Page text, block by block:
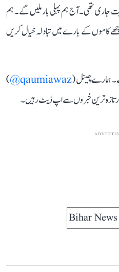
جاری تھی۔ آج ہم پہلی بار ملیں گے۔ ہم
کاموں کے بارے میں تبادلہ خیال کریں
ہمارے چینل (qaumiawaz@
)
تازہ ترین خبروں سے اپ ڈیٹ رہیں۔
Bihar News